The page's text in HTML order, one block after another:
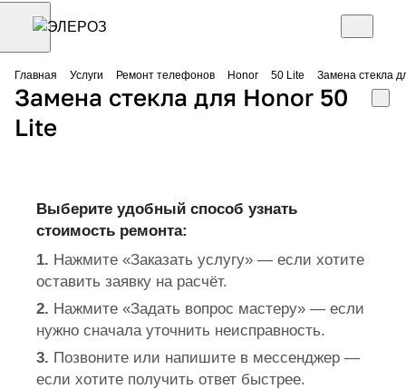
Главная Услуги Ремонт телефонов Honor 50 Lite Замена стекла
Замена стекла для Honor 50
Lite
Выберите удобный способ узнать
стоимость ремонта:
1. Нажмите «Заказать услугу» — если хотите
оставить заявку на расчёт.
2. Нажмите «Задать вопрос мастеру» — если
нужно сначала уточнить неисправность.
3. Позвоните или напишите в мессенджер —
если хотите получить ответ быстрее.